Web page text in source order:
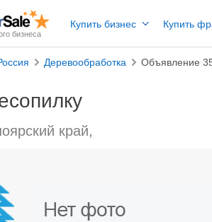
бизнеса
Купить бизнес Купить
Деревообработка Объявление
край,